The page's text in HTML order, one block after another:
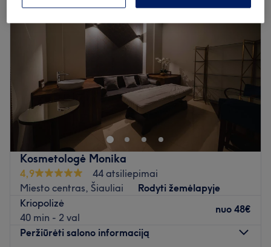
Kosmetologė Monika
4,9
44 atsiliepimai
Miesto centras, Šiauliai
Rodyti žemėlapyje
Kriopolizė
40 min - 2 val
nuo 48€
Peržiūrėti salono informaciją